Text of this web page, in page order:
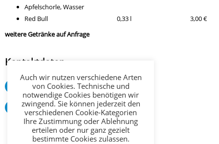
Apfelschorle, Wasser
Red Bull 0,33 l 3,00 €
weitere Getränke auf Anfrage
Kontaktdaten
Telefon: :0178 4134401
Email:info@partybus-nrw.com
Auch wir nutzen verschiedene Arten
von Cookies. Technische und
notwendige Cookies benötigen wir
zwingend. Sie können jederzeit den
verschiedenen Cookie-Kategorien
Ihre Zustimmung oder Ablehnung
erteilen oder nur ganz gezielt
bestimmte Cookies zulassen.